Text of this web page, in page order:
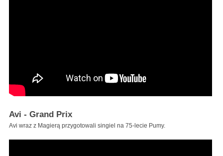
Avi - Grand Prix
Avi wraz z Magierą przygotowali singiel na 75-lecie Pumy.